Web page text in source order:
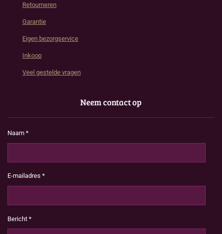
Retourneren
Garantie
Eigen bezorgservice
Inkoop
Veel gestelde vragen
Neem contact op
Naam *
E-mailadres *
Bericht *